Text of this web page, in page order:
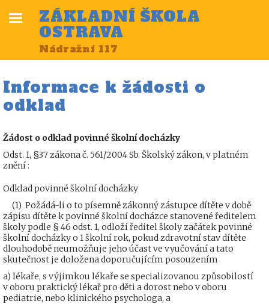
ZÁKLADNÍ ŠKOLA
OSTRAVA
Nádražní 117
Informace k žádosti o
odklad
Žádost o odklad povinné školní docházky
Odst. 1, §37 zákona č. 561/2004 Sb. Školský zákon, v platném
znění :
Odklad povinné školní docházky
(1) Požádá-li o to písemně zákonný zástupce dítěte v době
zápisu dítěte k povinné školní docházce stanovené ředitelem
školy podle § 46 odst. 1, odloží ředitel školy začátek povinné
školní docházky o 1 školní rok, pokud zdravotní stav dítěte
dlouhodobě neumožňuje jeho účast ve vyučování a tato
skutečnost je doložena doporučujícím posouzením
a) lékaře, s výjimkou lékaře se specializovanou způsobilostí
v oboru praktický lékař pro děti a dorost nebo v oboru
pediatrie, nebo klinického psychologa, a